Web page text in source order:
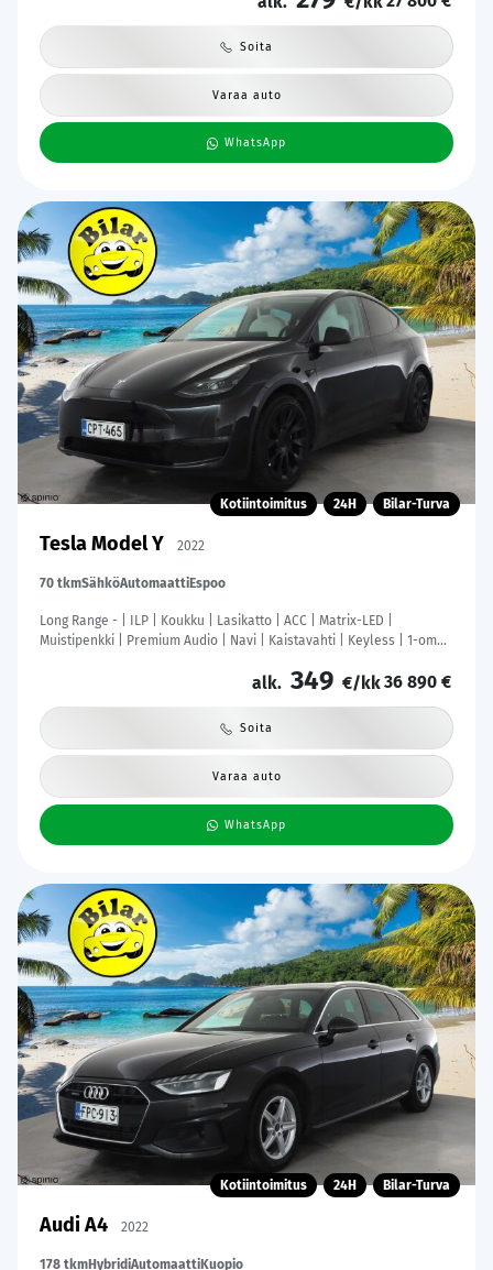
Soita
Varaa auto
WhatsApp
Kotiintoimitus 24H Bilar-Turva
Tesla Model Y 2022
70 tkmSähköAutomaattiEspoo
Long Range - | ILP | Koukku | Lasikatto | ACC | Matrix-LED |
Muistipenkki | Premium Audio | Navi | Kaistavahti | Keyless | 1-om
alk. 349 €/kk36 890 €
Soita
Varaa auto
WhatsApp
Kotiintoimitus 24H Bilar-Turva
Audi A4 2022
178 tkmHybridiAutomaatti Kuopio